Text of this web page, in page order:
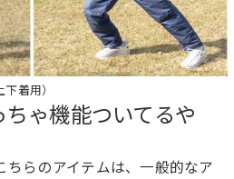
着用）
ゃ機能ついてるや
ちらのアイテムは、一般的なア